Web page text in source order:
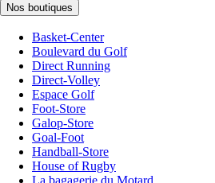
Nos boutiques
Basket-Center
Boulevard du Golf
Direct Running
Direct-Volley
Espace Golf
Foot-Store
Galop-Store
Goal-Foot
Handball-Store
House of Rugby